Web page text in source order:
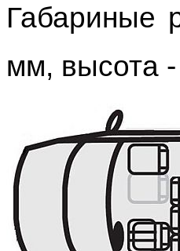
Габариные
мм, высота